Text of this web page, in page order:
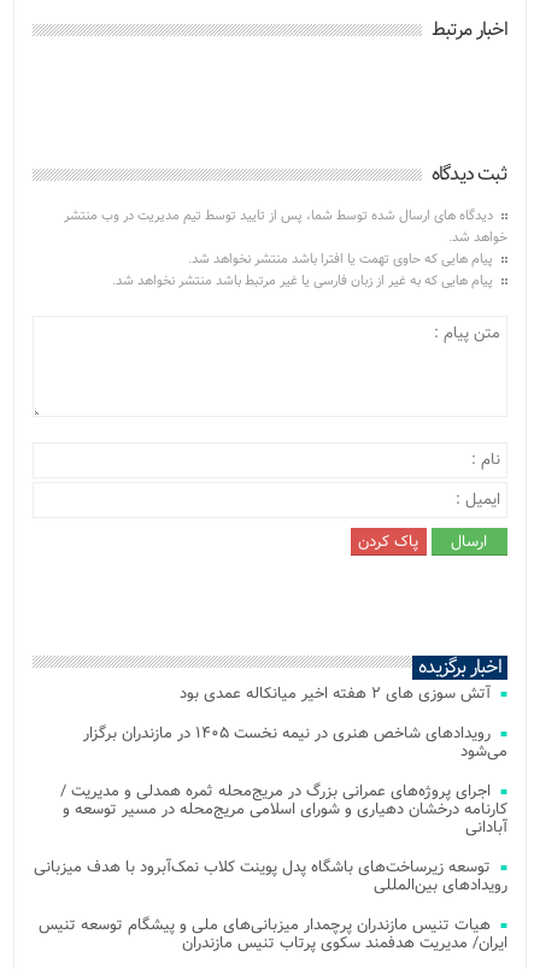
اخبار مرتبط
ثبت دیدگاه
دیدگاه های ارسال شده توسط شما، پس از تایید توسط تیم مدیریت در وب منتشر
خواهد شد.
پیام هایی که حاوی تهمت یا افترا باشد منتشر نخواهد شد.
پیام هایی که به غیر از زبان فارسی یا غیر مرتبط باشد منتشر نخواهد شد.
اخبار برگزیده
آتش‌ سوزی‌ های ۲ هفته اخیر میانکاله عمدی بود
رویدادهای شاخص هنری در نیمه نخست ۱۴۰۵ در مازندران برگزار
می‌شود
اجرای پروژه‌های عمرانی بزرگ در مریج‌محله ثمره همدلی و مدیریت /
کارنامه درخشان دهیاری و شورای اسلامی مریج‌محله در مسیر توسعه و
آبادانی
توسعه زیرساخت‌های باشگاه پدل پوینت کلاب نمک‌آبرود با هدف میزبانی
رویدادهای بین‌المللی
هیات تنیس مازندران پرچمدار میزبانی‌های ملی و پیشگام توسعه تنیس
ایران/ مدیریت هدفمند سکوی پرتاب تنیس مازندران